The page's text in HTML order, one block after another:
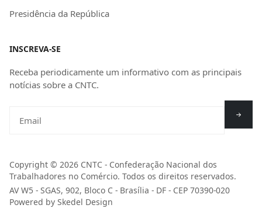
Presidência da República
INSCREVA-SE
Receba periodicamente um informativo com as principais
notícias sobre a CNTC.
Copyright © 2026 CNTC - Confederação Nacional dos
Trabalhadores no Comércio. Todos os direitos reservados.
AV W5 - SGAS, 902, Bloco C - Brasília - DF - CEP 70390-020
Powered by Skedel Design